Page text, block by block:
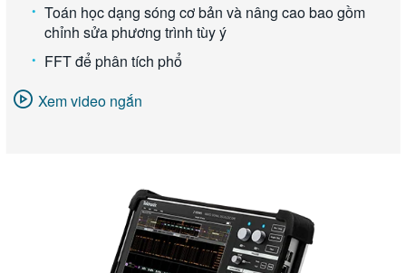
Toán học dạng sóng cơ bản và nâng cao bao gồm
chỉnh sửa phương trình tùy ý
FFT để phân tích phổ
Xem video ngắn